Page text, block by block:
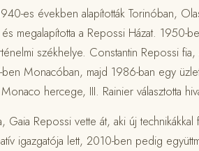
es években alapították Torinóban,
megalapította a Repossi Házat. 1950-
székhelye. Constantin Repossi
Monacóban, majd 1986-ban egy
hercege, III. Rainier választotta
Gaia Repossi vette át, aki új
igazgatója lett, 2010-ben pedig